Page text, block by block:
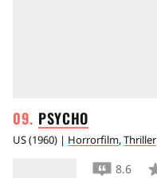
PSYCHO
US(1960) | Horrorfilm,Thriller
8.6